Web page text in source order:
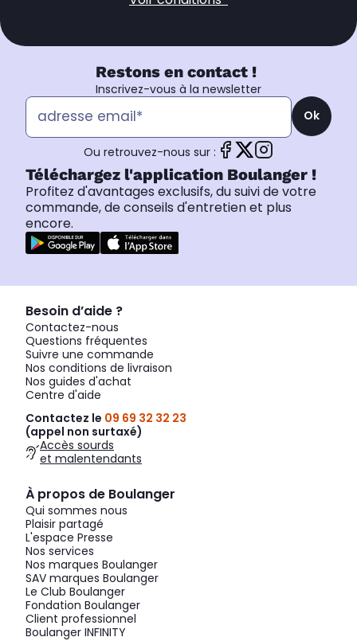
Restons en contact !
Inscrivez-vous à la newsletter
Ok
Ou retrouvez-nous sur :
Téléchargez l'application Boulanger !
Profitez d'avantages exclusifs, du suivi de votre
commande, de conseils d'entretien et plus
encore.
Besoin d’aide ?
Contactez-nous
Questions fréquentes
Suivre une commande
Nos conditions de livraison
Nos guides d'achat
Centre d'aide
Contactez le 09 69 32 32 23
(appel non surtaxé)
Accès sourds
et malentendants
À propos de Boulanger
Qui sommes nous
Plaisir partagé
L'espace Presse
Nos services
Nos marques Boulanger
SAV marques Boulanger
Le Club Boulanger
Fondation Boulanger
Client professionnel
Boulanger INFINITY